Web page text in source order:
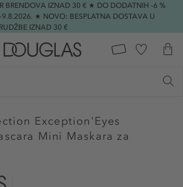
BRENDOVA IZNAD 30 € ★ DO DODATNIH -6 %
★ NOVO: BESPLATNA DOSTAVA U
IZNAD 30 €
Exception'Eyes
Mini Maskara za